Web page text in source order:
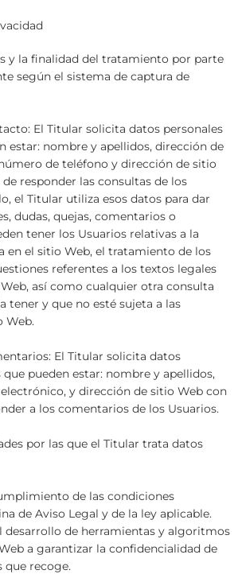
y la finalidad del tratamiento por parte
según el sistema de captura de
El Titular solicita datos personales
estar: nombre y apellidos, dirección de
de teléfono y dirección de sitio
responder las consultas de los
el Titular utiliza esos datos para dar
dudas, quejas, comentarios o
tener los Usuarios relativas a la
en el sitio Web, el tratamiento de los
referentes a los textos legales
así como cualquier otra consulta
tener y que no esté sujeta a las
Web.
El Titular solicita datos
pueden estar: nombre y apellidos,
y dirección de sitio Web con
a los comentarios de los Usuarios.
por las que el Titular trata datos
de las condiciones
de Aviso Legal y de la ley aplicable.
desarrollo de herramientas y algoritmos
a garantizar la confidencialidad de
que recoge.